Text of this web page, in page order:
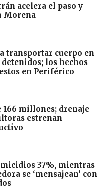
acelera el paso y
Morena
transportar cuerpo en
los hechos
en Periférico
166 millones; drenaje
estrenan
37%, mientras
se ‘mensajean’ con